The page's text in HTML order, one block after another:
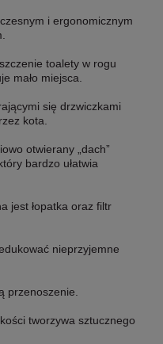
i ergonomicznym
toalety w rogu
mało miejsca.
się drzwiczkami
kota.
otwierany „dach”
bardzo ułatwia
jest łopatka oraz filtr
nieprzyjemne
przenoszenie.
tworzywa sztucznego